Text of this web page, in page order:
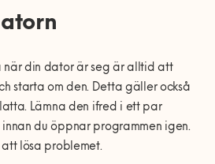
när din dator är seg är alltid att
starta om den. Detta gäller också
Lämna den ifred i ett par
innan du öppnar programmen igen.
lösa problemet.